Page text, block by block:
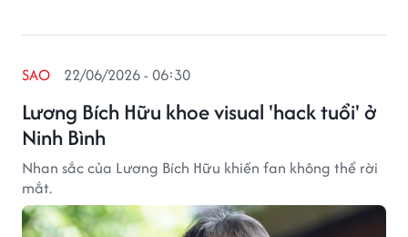
Lương Bích Hữu khoe visual 'hack tuổi' ở
Ninh Bình
SAO 22/06/2026 - 06:30
Nhan sắc của Lương Bích Hữu khiến fan không thể rời
mắt.